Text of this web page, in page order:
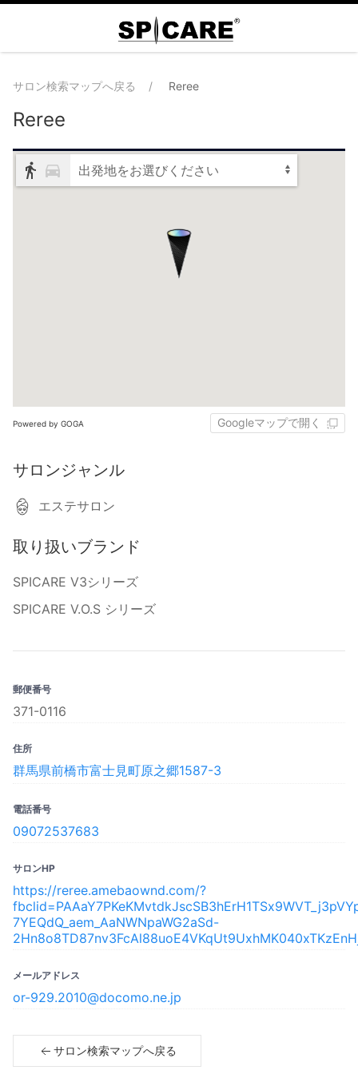
サロン検索マップへ戻る Reree
Reree
出発地をお選びください
Powered by GOGA Googleマップで開く
サロンジャンル
エステサロン
取り扱いブランド
SPICARE V3シリーズ
SPICARE V.O.S シリーズ
郵便番号
371-0116
住所
群馬県前橋市富士見町原之郷1587-3
電話番号
09072537683
サロンHP
https://reree.amebaownd.com/?
7YEQdQ_aem_AaNWNpaWG2aSd-
メールアドレス
or-929.2010@docomo.ne.jp
サロン検索マップへ戻る